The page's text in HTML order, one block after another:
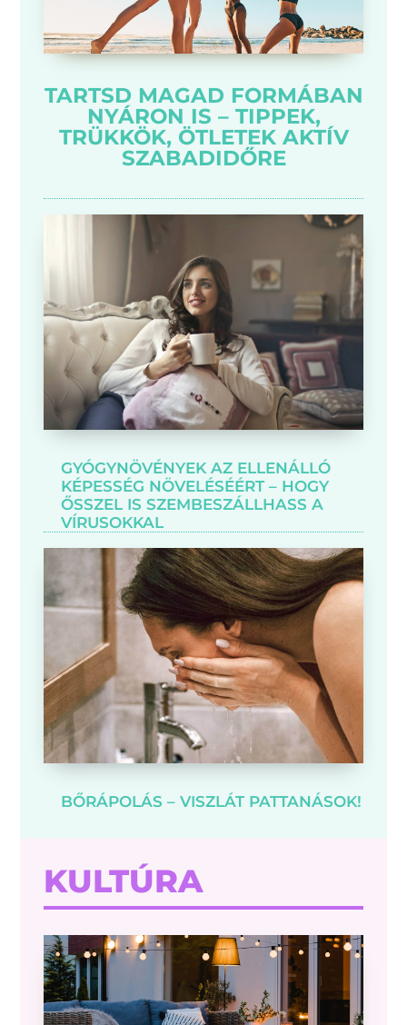
TARTSD MAGAD FORMÁBAN
NYÁRON IS – TIPPEK,
TRÜKKÖK, ÖTLETEK AKTÍV
SZABADIDŐRE
GYÓGYNÖVÉNYEK AZ ELLENÁLLÓ
KÉPESSÉG NÖVELÉSÉÉRT – HOGY
ŐSSZEL IS SZEMBESZÁLLHASS A
VÍRUSOKKAL
BŐRÁPOLÁS – VISZLÁT PATTANÁSOK!
KULTÚRA